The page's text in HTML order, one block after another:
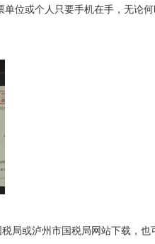
单位或个人只要手机在手，无论
或泸州市国税局网站下载，也